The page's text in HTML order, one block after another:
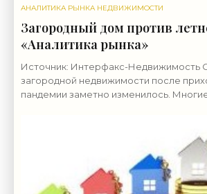
АНАЛИТИКА РЫНКА НЕДВИЖИМОСТИ
Загородный дом против
«Аналитика рынка»
Источник: Интерфакс-Недвижимость
загородной недвижимости после
пандемии заметно изменилось.